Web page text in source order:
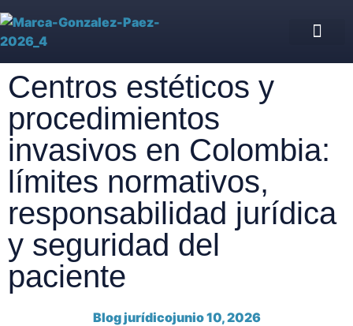
Centros estéticos y
procedimientos
invasivos en Colombia:
límites normativos,
responsabilidad jurídica
y seguridad del
paciente
Blog jurídicojunio 10, 2026